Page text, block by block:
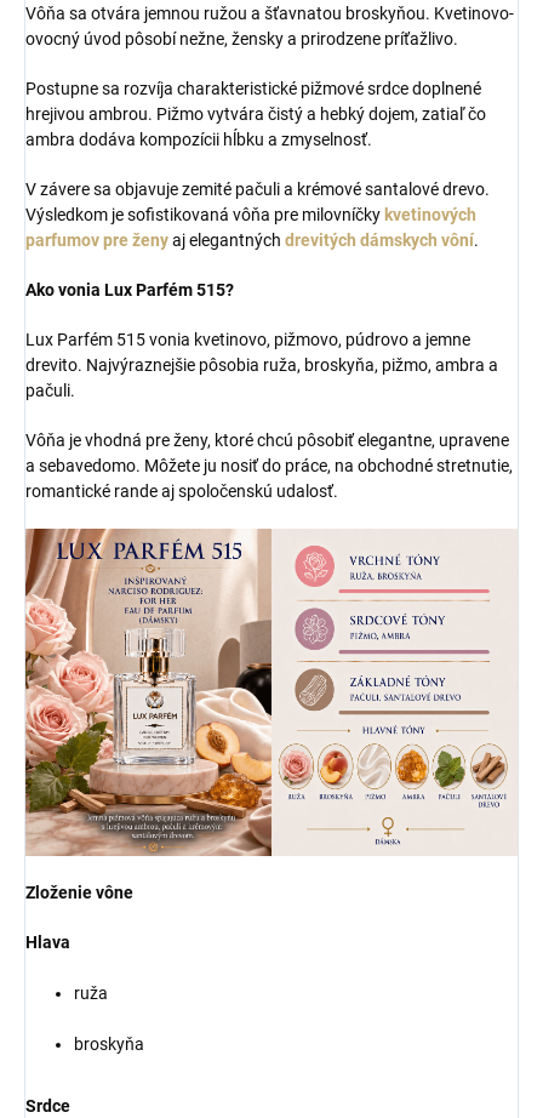
Vôňa sa otvára jemnou ružou a šťavnatou broskyňou. Kvetinovo-
ovocný úvod pôsobí nežne, žensky a prirodzene príťažlivo.
Postupne sa rozvíja charakteristické pižmové srdce doplnené
hrejivou ambrou. Pižmo vytvára čistý a hebký dojem, zatiaľ čo
ambra dodáva kompozícii hĺbku a zmyselnosť.
V závere sa objavuje zemité pačuli a krémové santalové drevo.
Výsledkom je sofistikovaná vôňa pre milovníčky kvetinových
parfumov pre ženyaj elegantných drevitých dámskych vôní.
Ako vonia Lux Parfém 515?
Lux Parfém 515 vonia kvetinovo, pižmovo, púdrovo a jemne
drevito. Najvýraznejšie pôsobia ruža, broskyňa, pižmo, ambra a
pačuli.
Vôňa je vhodná pre ženy, ktoré chcú pôsobiť elegantne, upravene
a sebavedomo. Môžete ju nosiť do práce, na obchodné stretnutie,
romantické rande aj spoločenskú udalosť.
Zloženie vône
Hlava
ruža
broskyňa
Srdce